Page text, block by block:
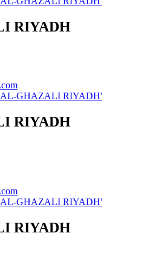
RIYADH
'AL-GHAZALI RIYADH'
RIYADH
'AL-GHAZALI RIYADH'
RIYADH